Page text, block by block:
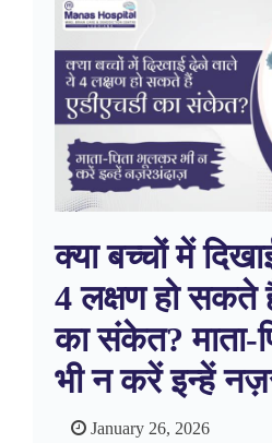
क्या बच्चों में
4 लक्षण हो सकते
का संकेत? माता-
भी न करें इन्हें
January 26, 2026